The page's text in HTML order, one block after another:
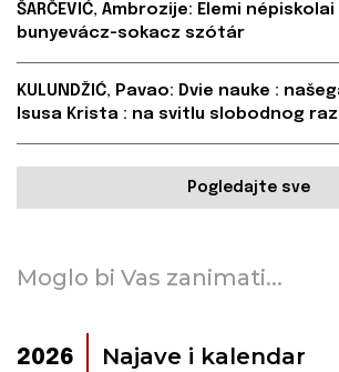
ŠARČEVIĆ, Ambrozije: Elemi
bunyevácz-sokacz szótár
KULUNDŽIĆ, Pavao: Dvie nauke :
Isusa Krista : na svitlu slobodnog
Pogledajte sve
Moglo bi Vas zanimati...
2026 Najave i kalendar